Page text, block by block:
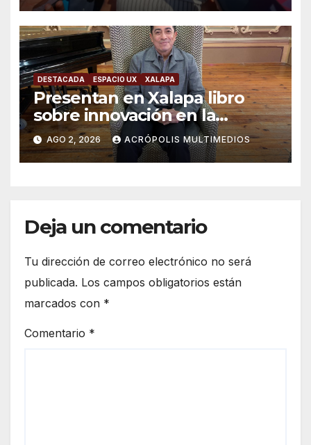
DESTACADA ESPACIO UX XALAPA
Presentan en Xalapa libro
sobre innovación en la
formación científica
universitaria
AGO 2, 2026 ACRÓPOLIS MULTIMEDIOS
Deja un comentario
Tu dirección de correo electrónico no será
publicada. Los campos obligatorios están
marcados con *
Comentario *